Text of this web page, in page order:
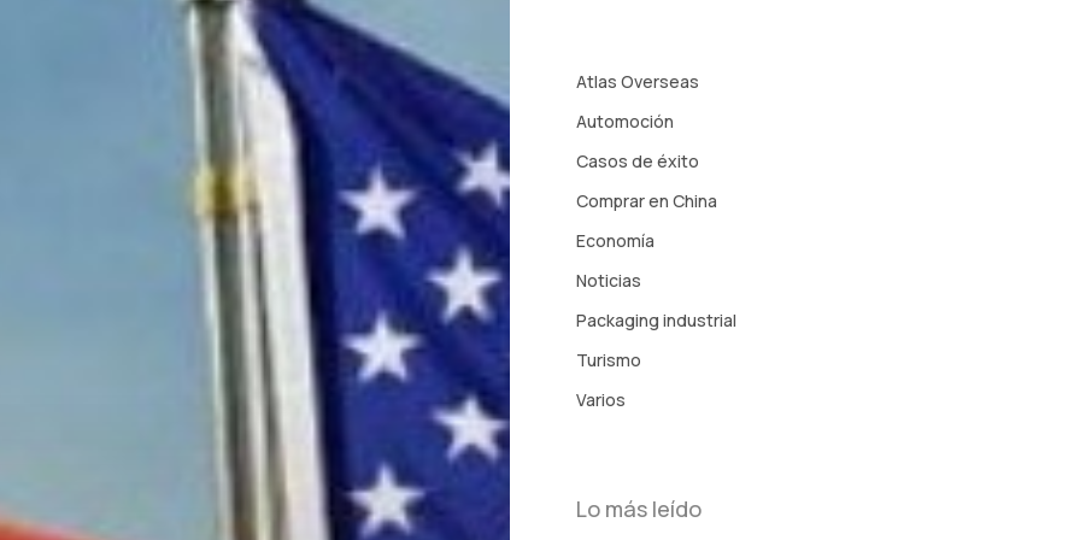
Atlas Overseas
Automoción
Casos de éxito
Comprar en China
Economía
Noticias
Packaging industrial
Turismo
Varios
Lo más leído